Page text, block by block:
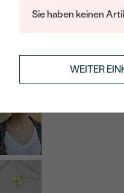
ÜBER UNS MAGAZIN
Sie haben keinen
WEITER